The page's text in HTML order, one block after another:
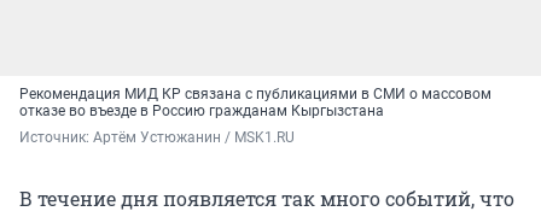
Рекомендация МИД КР связана с публикациями в СМИ о массовом
отказе во въезде в Россию гражданам Кыргызстана
Источник: Артём Устюжанин / MSK1.RU
В течение дня появляется так много событий, что